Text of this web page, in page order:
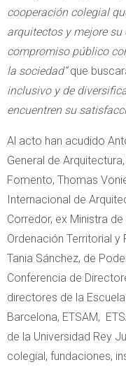
cooperación colegial
arquitectos y mejore
compromiso público
la sociedad”que
inclusivo y de
encuentren su
Al acto han acudido
General de
Fomento, Thomas
Internacional de
Corredor, ex Ministra
Ordenación Territorial y
Tania Sánchez, de
Conferencia de
directores de la
Barcelona, ETSAM,
de la Universidad Rey
colegial, fundaciones,